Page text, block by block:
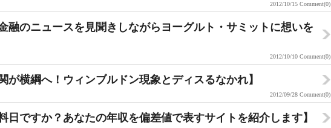
2012/10/15 Comment(0)
融のニュースを見聞きしながらヨーグルト・サミットに想いを
2012/10/10 Comment(0)
が横綱へ！ウィンブルドン現象とディスるなかれ】
2012/09/28 Comment(0)
日ですか？あなたの年収を偏差値で表すサイトを紹介します】